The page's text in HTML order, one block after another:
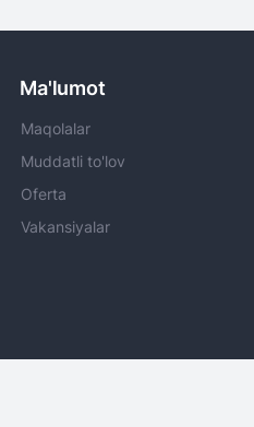
Ma'lumot
Maqolalar
Muddatli to'lov
Oferta
Vakansiyalar